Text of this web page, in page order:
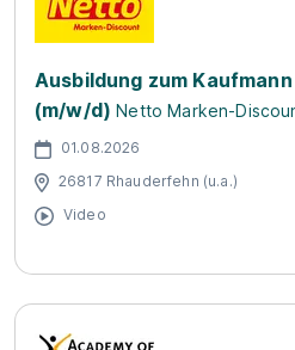
Ausbildung zum
(m/w/d) Netto Marken-
01.08.2026
26817 Rhauderfehn (u.a.)
Video